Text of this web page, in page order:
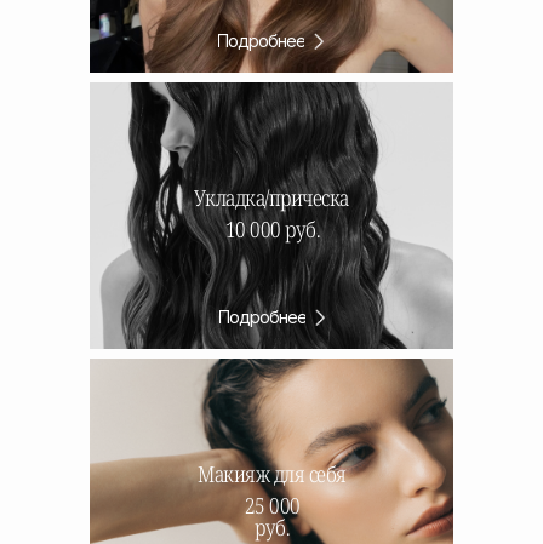
Подробнее
Укладка/прическа
10 000 руб.
Подробнее
Макияж для себя
25 000
руб.